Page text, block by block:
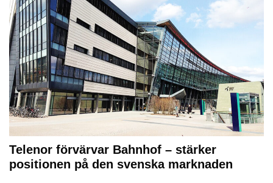
Telenor förvärvar Bahnhof – stärker
positionen på den svenska marknaden